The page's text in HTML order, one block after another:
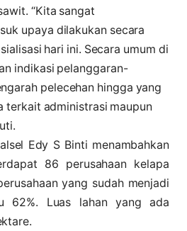
“Kita sangat
upaya dilakukan secara
hari ini. Secara umum di
indikasi pelanggaran-
pelecehan hingga yang
terkait administrasi maupun
Edy S Binti menambahkan
86 perusahaan kelapa
yang sudah menjadi
62%. Luas lahan yang ada